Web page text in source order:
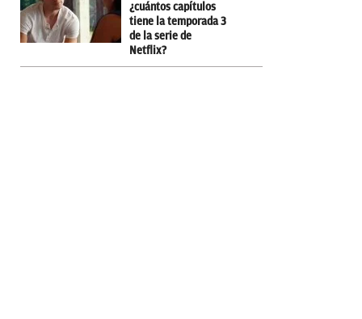
¿cuántos capítulos
tiene la temporada 3
de la serie de
Netflix?